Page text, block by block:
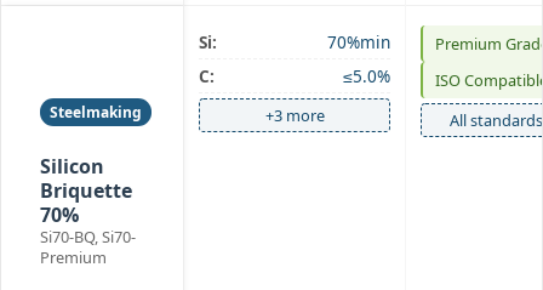
Steelmaking
Silicon
Briquette
70%
Si70-BQ, Si70-
Premium
Si:
70%min
C:
≤5.0%
+3 more
Premium
ISO
All standards